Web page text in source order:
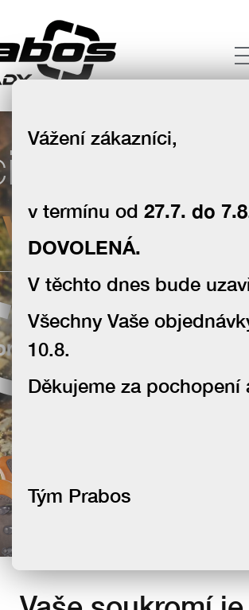
boty
volný čas
Vážení zákazníci,
v termínu od 27.7. do 7.8
DOVOLENÁ.
V těchto dnes bude
Všechny Vaše
10.8.
Děkujeme za
Tým Prabos